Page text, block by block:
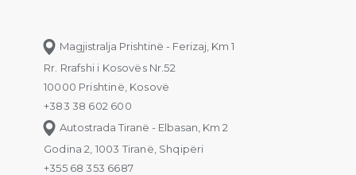
Magjistralja Prishtinë - Ferizaj, Km 1
Rr. Rrafshi i Kosovës Nr.52
10000 Prishtinë, Kosovë
+383 38 602 600
Autostrada Tiranë - Elbasan, Km 2
Godina 2, 1003 Tiranë, Shqipëri
+355 68 353 6687